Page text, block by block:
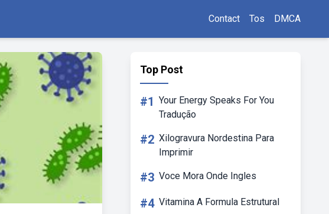
Contact Tos DMCA
Top Post
#1 Your Energy Speaks For You
Tradução
#2 Xilogravura Nordestina Para
Imprimir
#3 Voce Mora Onde Ingles
#4 Vitamina A Formula Estrutural